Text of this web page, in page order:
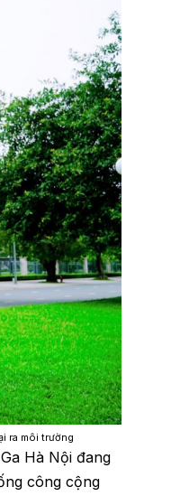
ra môi trường
Hà Nội đang
công cộng